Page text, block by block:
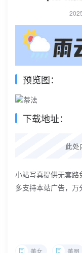
预览图：
下载地址：
此处
小站写真提供无套
多支持本站广告，万
美女 美图